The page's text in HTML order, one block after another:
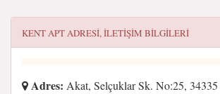
KENT APTADRESI, ILETIŞIM BILGILERI
Adres: Akat, Selçuklar Sk. No:25,